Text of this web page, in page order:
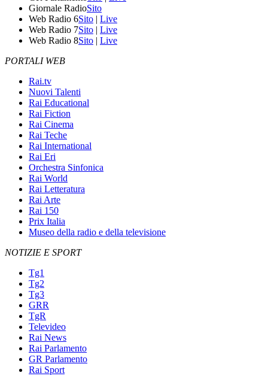
Giornale RadioSito
Web Radio 6Sito | Live
Web Radio 7Sito | Live
Web Radio 8Sito | Live
PORTALI WEB
Rai.tv
Nuovi Talenti
Rai Educational
Rai Fiction
Rai Cinema
Rai Teche
Rai International
Rai Eri
Orchestra Sinfonica
Rai World
Rai Letteratura
Rai Arte
Rai 150
Prix Italia
Museo della radio e della televisione
NOTIZIE E SPORT
Tg1
Tg2
Tg3
GRR
TgR
Televideo
Rai News
Rai Parlamento
GR Parlamento
Rai Sport